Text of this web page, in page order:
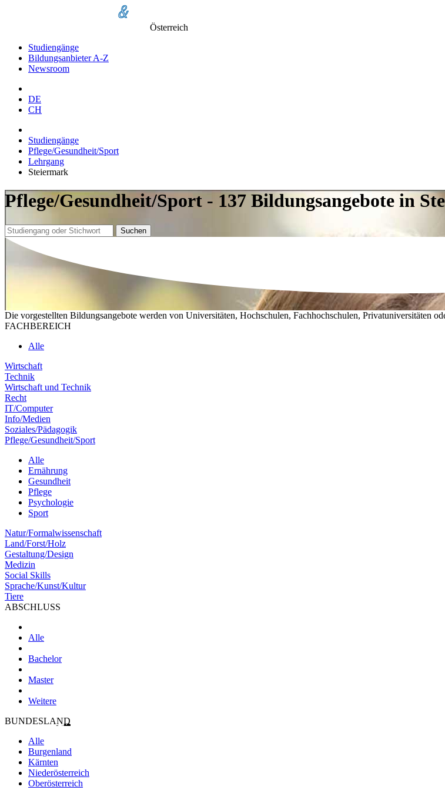
Österreich
Studiengänge
Bildungsanbieter A-Z
Newsroom
DE
CH
Studiengänge
Pflege/Gesundheit/Sport
Lehrgang
Steiermark
Pflege/Gesundheit/Sport - 137 Bildungsangebote in
Suchen
Die vorgestellten Bildungsangebote werden von Universitäten, Hochschulen, Fachhochschulen, Privatuniversitäten
FACHBEREICH
Alle
Wirtschaft
Technik
Wirtschaft und Technik
Recht
IT/Computer
Info/Medien
Soziales/Pädagogik
Pflege/Gesundheit/Sport
Alle
Ernährung
Gesundheit
Pflege
Psychologie
Sport
Natur/Formalwissenschaft
Land/Forst/Holz
Gestaltung/Design
Medizin
Social Skills
Sprache/Kunst/Kultur
Tiere
ABSCHLUSS
Alle
Bachelor
Master
Weitere
BUNDESLAND
Alle
Burgenland
Kärnten
Niederösterreich
Oberösterreich